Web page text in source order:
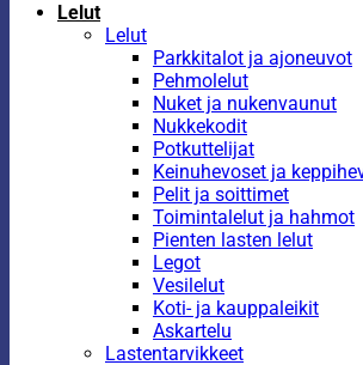
Lelut
Lelut
Parkkitalot ja ajoneuvot
Pehmolelut
Nuket ja nukenvaunut
Nukkekodit
Potkuttelijat
Keinuhevoset ja
Pelit ja soittimet
Toimintalelut ja hahmot
Pienten lasten lelut
Legot
Vesilelut
Koti- ja kauppaleikit
Askartelu
Lastentarvikkeet